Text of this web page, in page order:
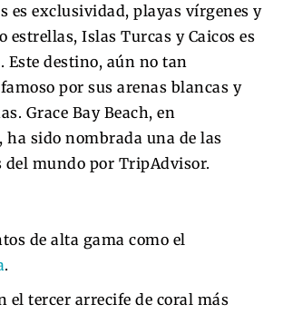
es exclusividad, playas vírgenes y
estrellas, Islas Turcas y Caicos es
Este destino, aún no tan
por sus arenas blancas y
Grace Bay Beach, en
ha sido nombrada una de las
del mundo por TripAdvisor.
de alta gama como el
.
el tercer arrecife de coral más